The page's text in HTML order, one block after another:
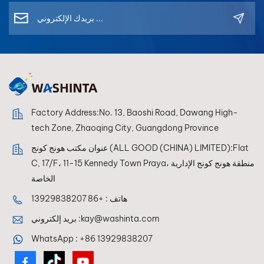
Factory Address:No. 13, Baoshi Road, Dawang High-
tech Zone, Zhaoqing City, Guangdong Province
عنوان مكتب هونج كونج (ALL GOOD (CHINA) LIMITED):Flat
C, 17/F، 11-15 Kennedy Town Praya، منطقة هونج كونج الإدارية
الخاصة
هاتف : +86 13929838207
بريد إلكتروني :kay@washinta.com
WhatsApp : +86 13929838207